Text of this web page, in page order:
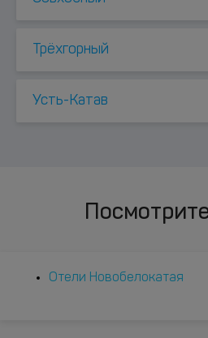
Трёхгорный
Усть-Катав
Отели Новобелокатая